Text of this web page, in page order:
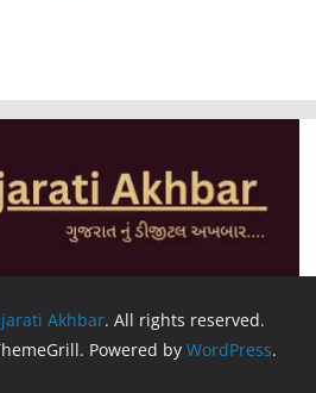
Akhbar. All rights reserved.
Powered by WordPress.